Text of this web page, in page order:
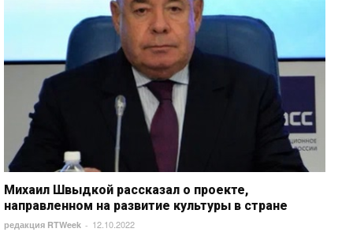
Михаил Швыдкой рассказал о проекте,
направленном на развитие культуры в стране
редакция RTWeek - 12.10.2022